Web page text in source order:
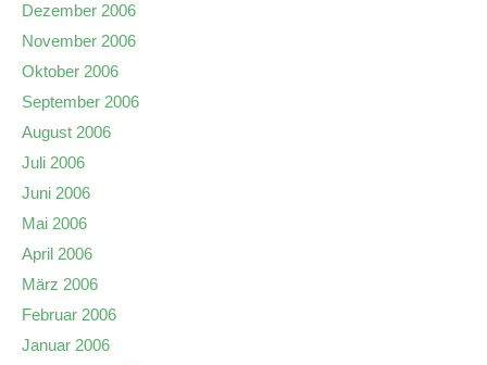
Dezember 2006
November 2006
Oktober 2006
September 2006
August 2006
Juli 2006
Juni 2006
Mai 2006
April 2006
März 2006
Februar 2006
Januar 2006